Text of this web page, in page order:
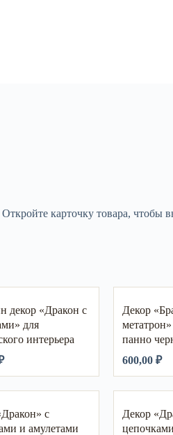
карточку товара, чтобы
декор «Дракон с
для
интерьера
Декор
панно
600,00 ₽
с
и амулетами
Декор